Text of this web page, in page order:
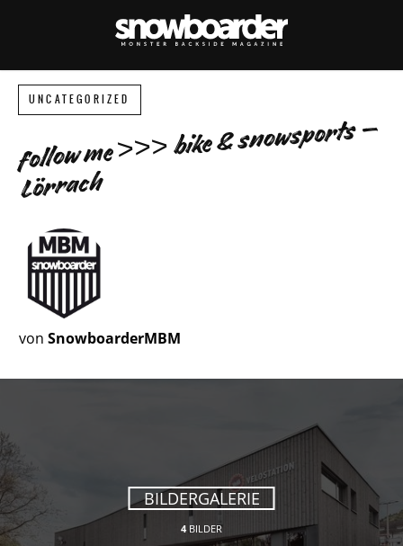
UNCATEGORIZED
follow me >>> bike & snowsports –
Lörrach
von SnowboarderMBM
BILDERGALERIE
4 BILDER